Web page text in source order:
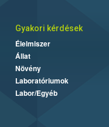
Gyakori kérdések
Élelmiszer
Állat
Növény
Laboratóriumok
Labor/Egyéb